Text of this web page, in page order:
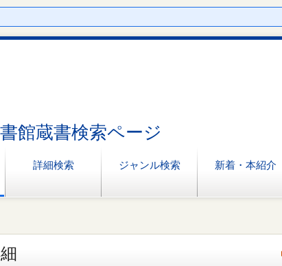
館蔵書検索ページ
詳細検索 ジャンル検索 新着・本紹介